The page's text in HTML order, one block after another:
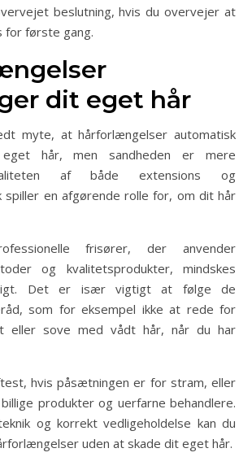
beslutning, hvis du overvejer at
for første gang.
dit eget hår
myte, at hårforlængelser automatisk
hår, men sandheden er mere
af både extensions og
spiller en afgørende rolle for, om dit hår
frisører, der anvender
og kvalitetsprodukter, mindskes
Det er især vigtigt at følge de
som for eksempel ikke at rede for
eller sove med vådt hår, når du har
hvis påsætningen er for stram, eller
produkter og uerfarne behandlere.
og korrekt vedligeholdelse kan du
uden at skade dit eget hår.